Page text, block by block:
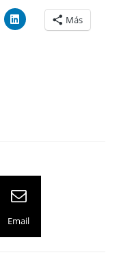
Más
Email